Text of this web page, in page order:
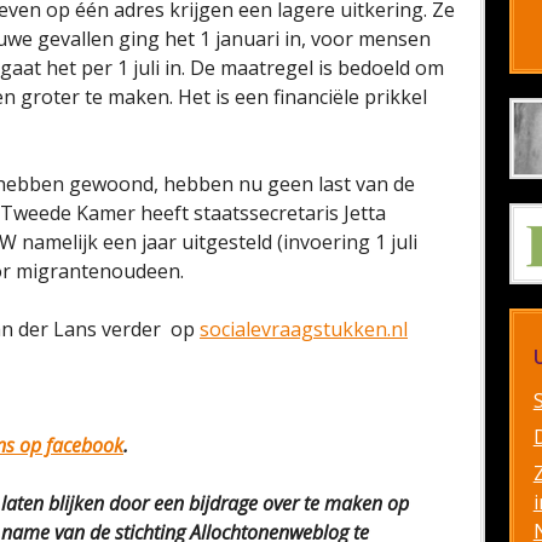
op één adres krijgen een lagere uitkering. Ze
gevallen ging het 1 januari in, voor mensen
het per 1 juli in. De maatregel is bedoeld om
groter te maken. Het is een financiële prikkel
gewoond, hebben nu geen last van de
Kamer heeft staatssecretaris Jetta
namelijk een jaar uitgesteld (invoering 1 juli
migrantenoudeen.
der Lans verder op socialevraagstukken.nl
op facebook.
blijken door een bijdrage over te maken op
van de stichting Allochtonenweblog te